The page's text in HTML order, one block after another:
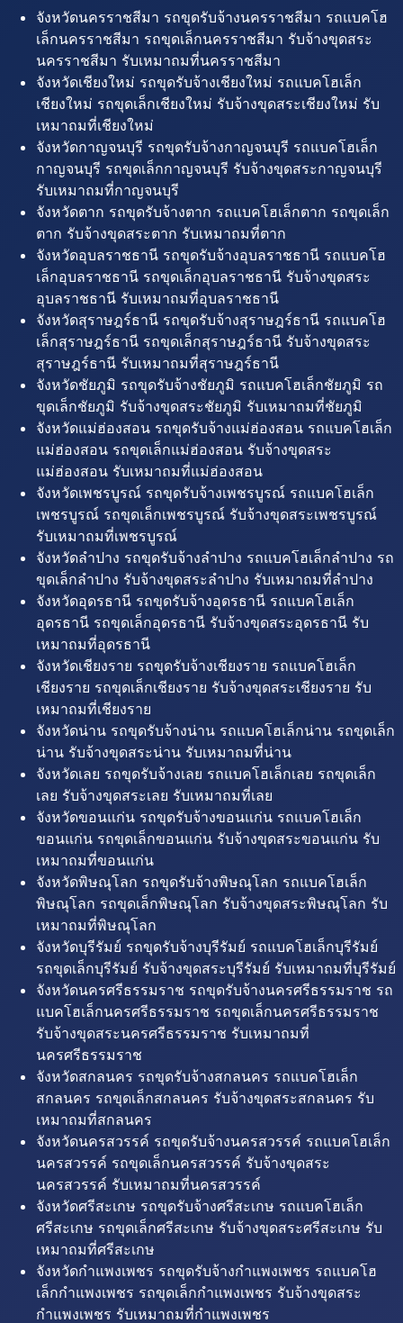
จังหวัดนครราชสีมา รถขุดรับจ้างนครราชสีมา รถแบคโฮ
เล็กนครราชสีมา รถขุดเล็กนครราชสีมา รับจ้างขุดสระ
นครราชสีมา รับเหมาถมที่นครราชสีมา
จังหวัดเชียงใหม่ รถขุดรับจ้างเชียงใหม่ รถแบคโฮเล็ก
เชียงใหม่ รถขุดเล็กเชียงใหม่ รับจ้างขุดสระเชียงใหม่ รับ
เหมาถมที่เชียงใหม่
จังหวัดกาญจนบุรี รถขุดรับจ้างกาญจนบุรี รถแบคโฮเล็ก
กาญจนบุรี รถขุดเล็กกาญจนบุรี รับจ้างขุดสระกาญจนบุรี
รับเหมาถมที่กาญจนบุรี
จังหวัดตาก รถขุดรับจ้างตาก รถแบคโฮเล็กตาก รถขุดเล็ก
ตาก รับจ้างขุดสระตาก รับเหมาถมที่ตาก
จังหวัดอุบลราชธานี รถขุดรับจ้างอุบลราชธานี รถแบคโฮ
เล็กอุบลราชธานี รถขุดเล็กอุบลราชธานี รับจ้างขุดสระ
อุบลราชธานี รับเหมาถมที่อุบลราชธานี
จังหวัดสุราษฎร์ธานี รถขุดรับจ้างสุราษฎร์ธานี รถแบคโฮ
เล็กสุราษฎร์ธานี รถขุดเล็กสุราษฎร์ธานี รับจ้างขุดสระ
สุราษฎร์ธานี รับเหมาถมที่สุราษฎร์ธานี
จังหวัดชัยภูมิ รถขุดรับจ้างชัยภูมิ รถแบคโฮเล็กชัยภูมิ รถ
ขุดเล็กชัยภูมิ รับจ้างขุดสระชัยภูมิ รับเหมาถมที่ชัยภูมิ
จังหวัดแม่ฮ่องสอน รถขุดรับจ้างแม่ฮ่องสอน รถแบคโฮเล็ก
แม่ฮ่องสอน รถขุดเล็กแม่ฮ่องสอน รับจ้างขุดสระ
แม่ฮ่องสอน รับเหมาถมที่แม่ฮ่องสอน
จังหวัดเพชรบูรณ์ รถขุดรับจ้างเพชรบูรณ์ รถแบคโฮเล็ก
เพชรบูรณ์ รถขุดเล็กเพชรบูรณ์ รับจ้างขุดสระเพชรบูรณ์
รับเหมาถมที่เพชรบูรณ์
จังหวัดลำปาง รถขุดรับจ้างลำปาง รถแบคโฮเล็กลำปาง รถ
ขุดเล็กลำปาง รับจ้างขุดสระลำปาง รับเหมาถมที่ลำปาง
จังหวัดอุดรธานี รถขุดรับจ้างอุดรธานี รถแบคโฮเล็ก
อุดรธานี รถขุดเล็กอุดรธานี รับจ้างขุดสระอุดรธานี รับ
เหมาถมที่อุดรธานี
จังหวัดเชียงราย รถขุดรับจ้างเชียงราย รถแบคโฮเล็ก
เชียงราย รถขุดเล็กเชียงราย รับจ้างขุดสระเชียงราย รับ
เหมาถมที่เชียงราย
จังหวัดน่าน รถขุดรับจ้างน่าน รถแบคโฮเล็กน่าน รถขุดเล็ก
น่าน รับจ้างขุดสระน่าน รับเหมาถมที่น่าน
จังหวัดเลย รถขุดรับจ้างเลย รถแบคโฮเล็กเลย รถขุดเล็ก
เลย รับจ้างขุดสระเลย รับเหมาถมที่เลย
จังหวัดขอนแก่น รถขุดรับจ้างขอนแก่น รถแบคโฮเล็ก
ขอนแก่น รถขุดเล็กขอนแก่น รับจ้างขุดสระขอนแก่น รับ
เหมาถมที่ขอนแก่น
จังหวัดพิษณุโลก รถขุดรับจ้างพิษณุโลก รถแบคโฮเล็ก
พิษณุโลก รถขุดเล็กพิษณุโลก รับจ้างขุดสระพิษณุโลก รับ
เหมาถมที่พิษณุโลก
จังหวัดบุรีรัมย์ รถขุดรับจ้างบุรีรัมย์ รถแบคโฮเล็กบุรีรัมย์
รถขุดเล็กบุรีรัมย์ รับจ้างขุดสระบุรีรัมย์ รับเหมาถมที่บุรีรัมย์
จังหวัดนครศรีธรรมราช รถขุดรับจ้างนครศรีธรรมราช รถ
แบคโฮเล็กนครศรีธรรมราช รถขุดเล็กนครศรีธรรมราช
รับจ้างขุดสระนครศรีธรรมราช รับเหมาถมที่
นครศรีธรรมราช
จังหวัดสกลนคร รถขุดรับจ้างสกลนคร รถแบคโฮเล็ก
สกลนคร รถขุดเล็กสกลนคร รับจ้างขุดสระสกลนคร รับ
เหมาถมที่สกลนคร
จังหวัดนครสวรรค์ รถขุดรับจ้างนครสวรรค์ รถแบคโฮเล็ก
นครสวรรค์ รถขุดเล็กนครสวรรค์ รับจ้างขุดสระ
นครสวรรค์ รับเหมาถมที่นครสวรรค์
จังหวัดศรีสะเกษ รถขุดรับจ้างศรีสะเกษ รถแบคโฮเล็ก
ศรีสะเกษ รถขุดเล็กศรีสะเกษ รับจ้างขุดสระศรีสะเกษ รับ
เหมาถมที่ศรีสะเกษ
จังหวัดกำแพงเพชร รถขุดรับจ้างกำแพงเพชร รถแบคโฮ
เล็กกำแพงเพชร รถขุดเล็กกำแพงเพชร รับจ้างขุดสระ
กำแพงเพชร รับเหมาถมที่กำแพงเพชร